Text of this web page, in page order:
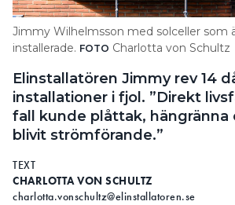
Search for:
SEARCH
Jimmy Wilhelmsson med solceller som
installerade. FOTO Charlotta von Schultz
Elinstallatören Jimmy rev 14
installationer i fjol. ”Direkt
fall kunde plåttak, hängränna
blivit strömförande.”
TEXT
CHARLOTTA VON SCHULTZ
charlotta.vonschultz@elinstallatoren.se